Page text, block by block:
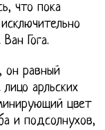
что пока
Гога.
он равный
арльских
цвет
и подсолнухов,